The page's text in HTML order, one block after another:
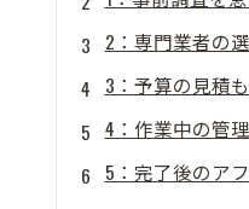
2：専門業者の
3：予算の見積
4：作業中の管
5：完了後のア